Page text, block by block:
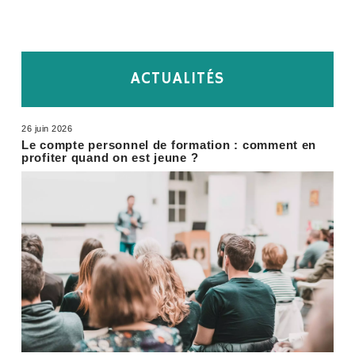
ACTUALITÉS
26 juin 2026
Le compte personnel de formation : comment en
profiter quand on est jeune ?